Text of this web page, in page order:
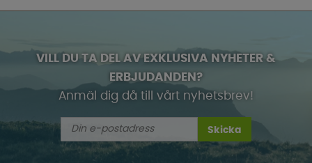
VILL DU TA DEL AV EXKLUSIVA NYHETER &
ERBJUDANDEN?
Anmäl dig då till vårt nyhetsbrev!
Skicka